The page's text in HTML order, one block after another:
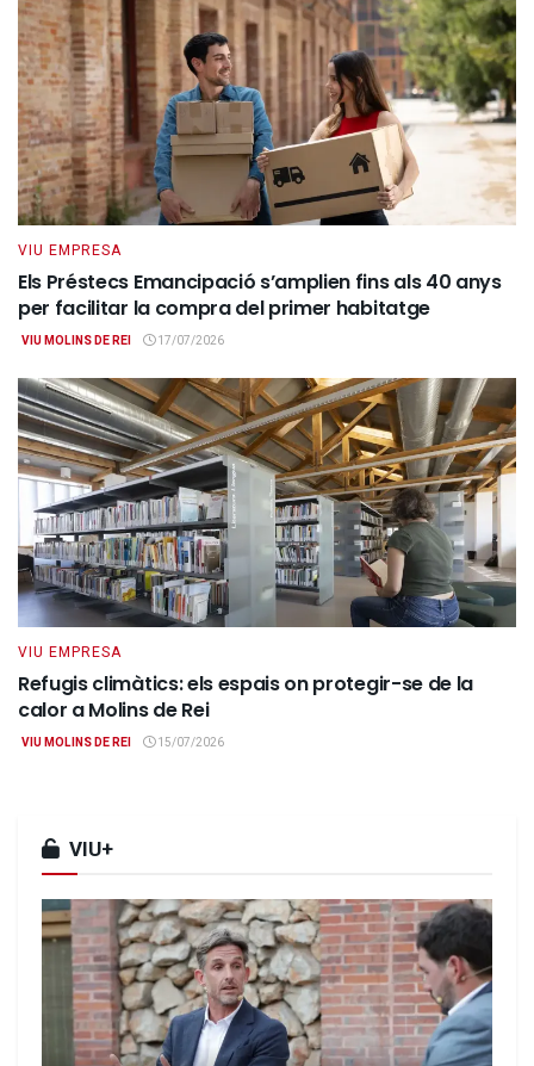
VIU EMPRESA
Els Préstecs Emancipació s’amplien fins als 40 anys
per facilitar la compra del primer habitatge
VIU MOLINS DE REI 17/07/2026
VIU EMPRESA
Refugis climàtics: els espais on protegir-se de la
calor a Molins de Rei
VIU MOLINS DE REI 15/07/2026
VIU+